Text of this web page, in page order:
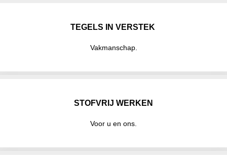
TEGELS IN VERSTEK
Vakmanschap.
STOFVRIJ WERKEN
Voor u en ons.